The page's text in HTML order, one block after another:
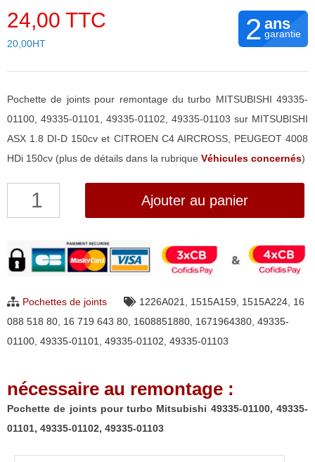
24,00 TTC
20,00HT 2 ans
garantie
Pochette de joints pour remontage du turbo MITSUBISHI 49335-
01100, 49335-01101, 49335-01102, 49335-01103 sur MITSUBISHI
ASX 1.8 DI-D 150cv et CITROEN C4 AIRCROSS, PEUGEOT 4008
HDi 150cv (plus de détails dans la rubrique Véhicules concernés)
quantité
de
joints
turbo
49335-
49335-
01101,
49335-
Ajouter au panier
Pochettes de joints 1226A021, 1515A159, 1515A224, 16
088 518 80, 16 719 643 80, 1608851880, 1671964380, 49335-
01100, 49335-01101, 49335-01102, 49335-01103
nécessaire au remontage :
Pochette de joints pour turbo Mitsubishi 49335-01100, 49335-
01101, 49335-01102, 49335-01103